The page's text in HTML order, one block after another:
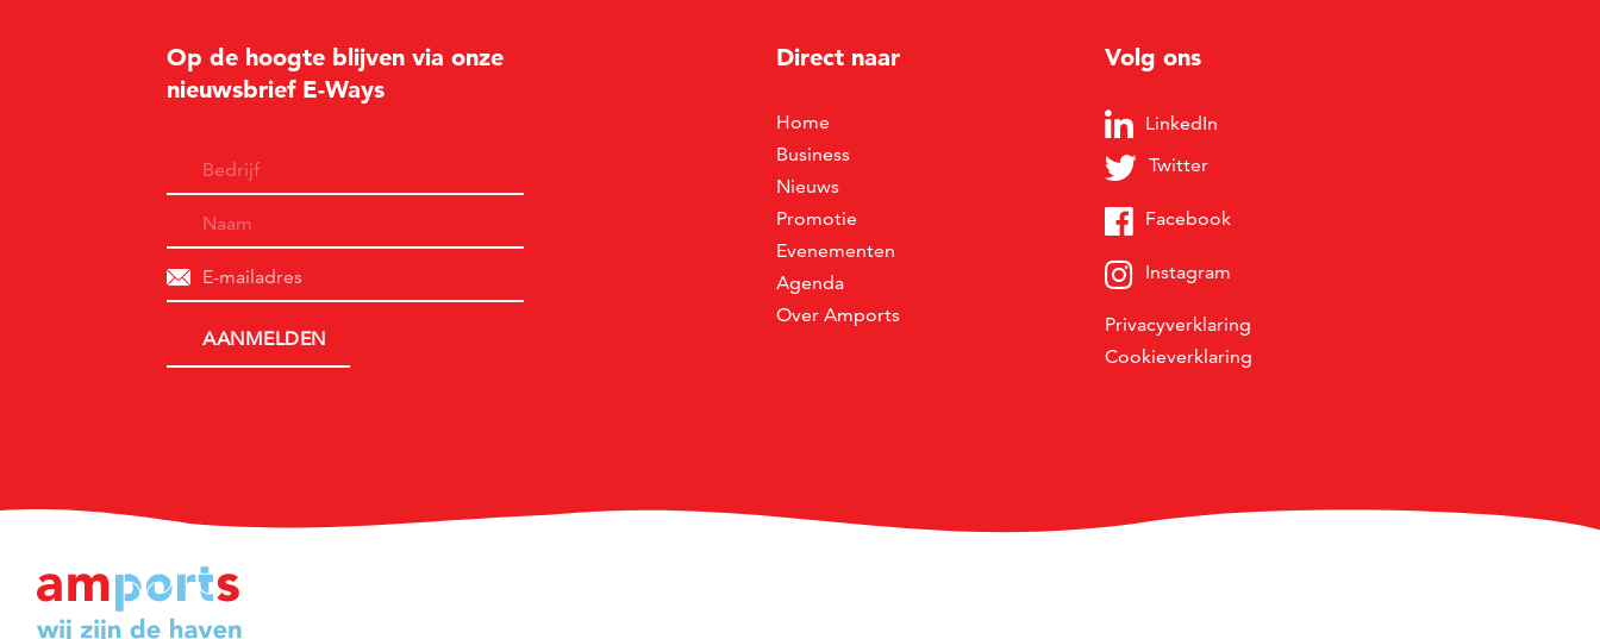
Op de hoogte blijven via onze
nieuwsbrief E-Ways
Direct naar
Home
Business
Nieuws
Promotie
Evenementen
Agenda
Over Amports
Volg ons
LinkedIn
Twitter
Facebook
Instagram
Privacyverklaring
Cookieverklaring